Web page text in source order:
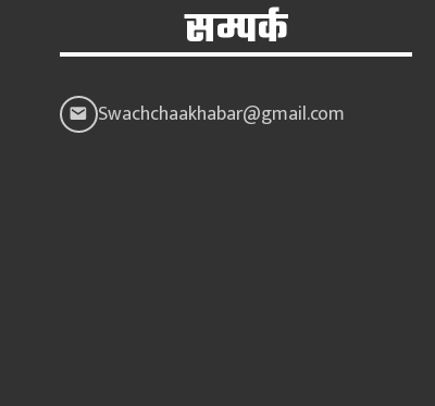
सम्पर्क
Swachchaakhabar@gmail.com